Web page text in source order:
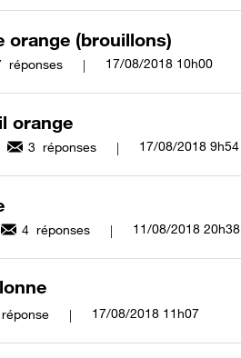
orange (brouillons)
réponses ‎17/08/2018 10h00
orange
3 réponses ‎17/08/2018 9h54
4 réponses ‎11/08/2018 20h38
réponse ‎17/08/2018 11h07